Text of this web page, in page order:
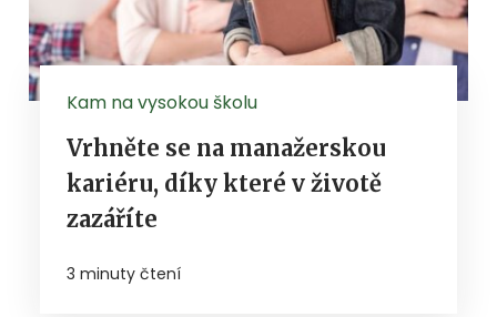
Kam na vysokou školu
Vrhněte se na manažerskou
kariéru, díky které v životě
zazáříte
3 minuty čtení